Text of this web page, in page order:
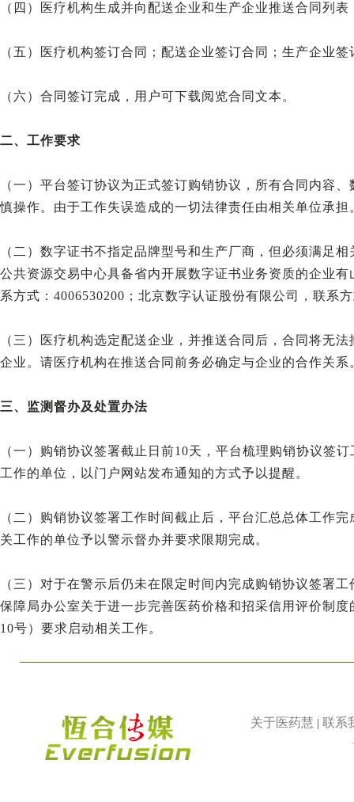
（四）医疗机构生成并向配送企业和生产企业推送合同列
（五）医疗机构签订合同；配送企业签订合同；生产企业签
（六）合同签订完成，用户可下载阅览合同文本。
二、工作要求
（一）平台签订协议为正式签订购销协议，所有合同内容
慎操作。由于工作失误造成的一切法律责任由相关单位承担
（二）数字证书不指定品牌型号和生产厂商，但必须满足
公共资源交易中心具备省内开展数字证书业务资质的企业
系方式：4006530200；北京数字认证股份有限公司，联系
（三）医疗机构选定配送企业，并推送合同后，合同将无
企业。请医疗机构在推送合同前务必确定与企业的合作关系
三、监测督办及处置办法
（一）购销协议签署截止日前10天，平台梳理购销协议签
工作的单位，以门户网站发布通知的方式予以提醒。
（二）购销协议签署工作时间截止后，平台汇总总体工作
关工作的单位予以警示督办并要求限期完成。
（三）对于在警示后仍未在限定时间内完成购销协议签署
保障局办公室关于进一步完善医药价格和招采信用评价制
10号）要求启动相关工作。
关于医药慧
联系